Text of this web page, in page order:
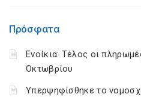
Πρόσφατα
Ενοίκια: Τέλος οι
Οκτωβρίου
Υπερψηφίσθηκε το